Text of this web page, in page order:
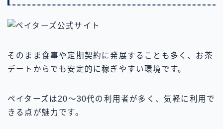
そのまま食事や定期契約に発展することも多く、お茶
デートからでも安定的に稼ぎやすい環境です。
ペイターズは20〜30代の利用者が多く、気軽に利用で
きる点が魅力です。